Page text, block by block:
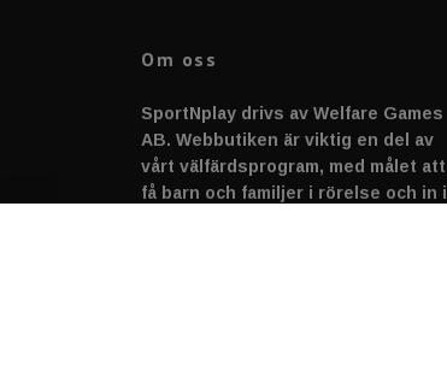
Om oss
SportNplay drivs av Welfare Games
AB. Webbutiken är viktig en del av
vårt välfärdsprogram, med målet att
få barn och familjer i rörelse och in i